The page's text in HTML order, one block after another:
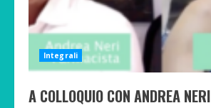
Integrali
A COLLOQUIO CON ANDREA NERI